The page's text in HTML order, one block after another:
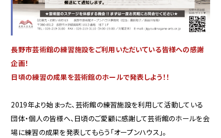
長野市芸術館の練習施設をご利用いただいている皆様への感謝
企画！
日頃の練習の成果を芸術館のホールで発表しよう！！
2019年より始まった、芸術館の練習施設を利用して活動している
団体・個人の皆様へ、日頃のご愛顧に感謝して芸術館のホールを会
場に練習の成果を発表してもらう「オープンハウス」。